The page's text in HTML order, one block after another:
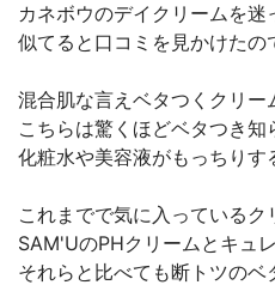
カネボウのデイクリームを迷
似てると口コミを見かけたの
混合肌な言えベタつくクリー
こちらは驚くほどベタつき知
化粧水や美容液がもっちり
これまでで気に入っているク
SAM'UのPHクリームとキュ
それらと比べても断トツのベ